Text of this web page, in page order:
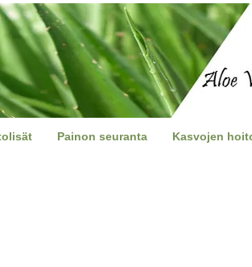
Painon seuranta Kasvojen